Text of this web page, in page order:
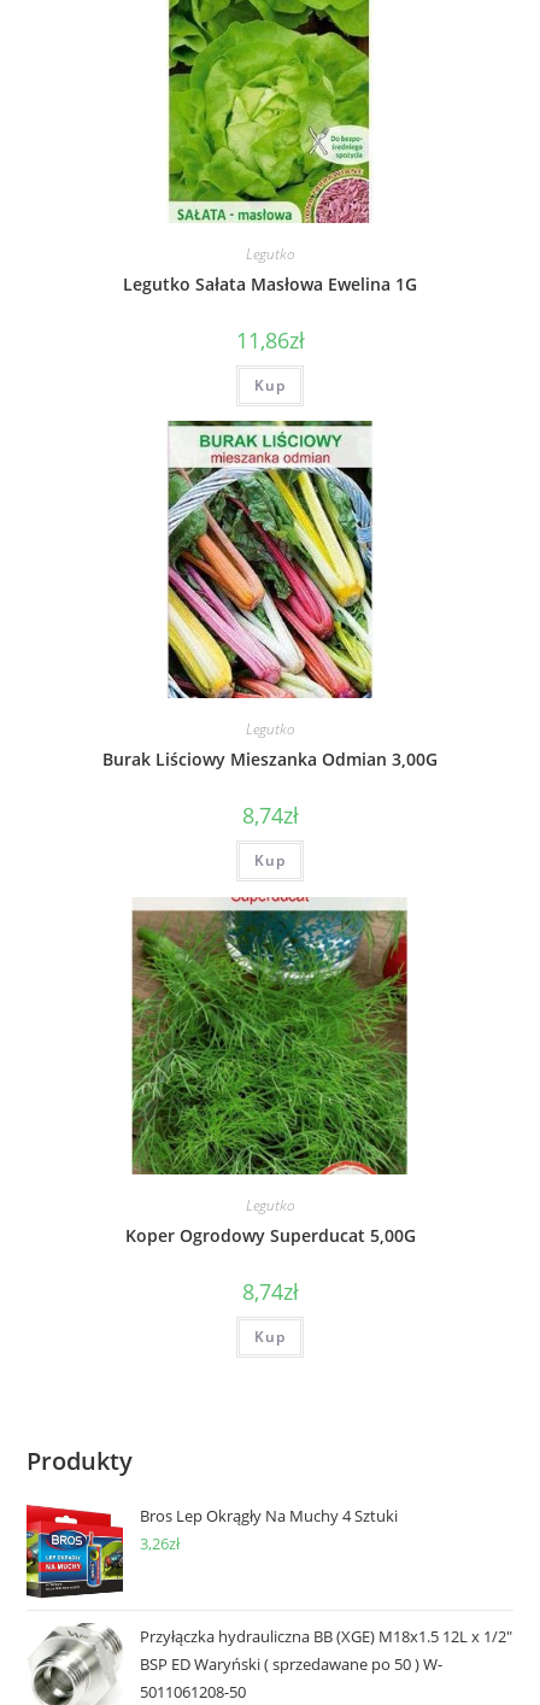
Legutko
Legutko Sałata Masłowa Ewelina 1G
11,86zł
Kup
Legutko
Burak Liściowy Mieszanka Odmian 3,00G
8,74zł
Kup
Legutko
Koper Ogrodowy Superducat 5,00G
8,74zł
Kup
Produkty
Bros Lep Okrągły Na Muchy 4 Sztuki
3,26zł
Przyłączka hydrauliczna BB (XGE) M18x1.5 12L x 1/2"
BSP ED Waryński ( sprzedawane po 50 ) W-
5011061208-50